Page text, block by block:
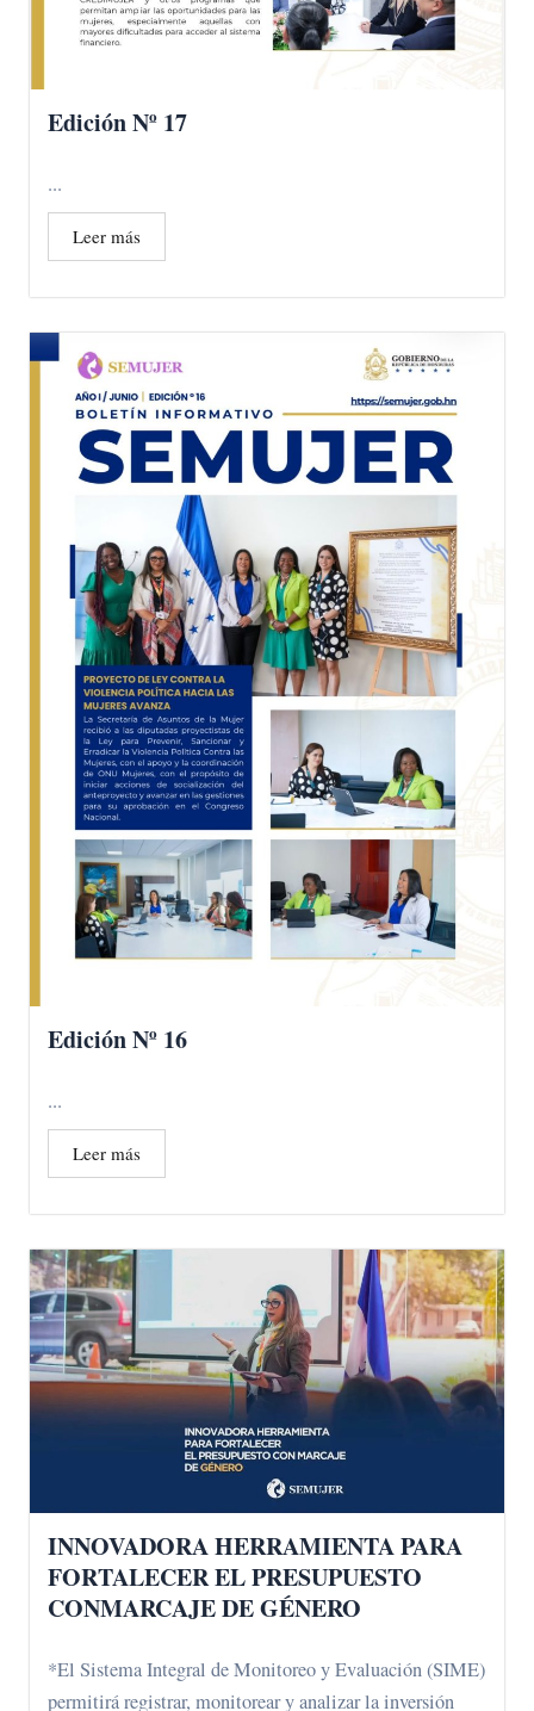
Edición Nº 17
...
Leer más
Edición Nº 16
...
Leer más
INNOVADORA HERRAMIENTA PARA
FORTALECER EL PRESUPUESTO
CONMARCAJE DE GÉNERO
*El Sistema Integral de Monitoreo y Evaluación (SIME)
permitirá registrar, monitorear y analizar la inversión